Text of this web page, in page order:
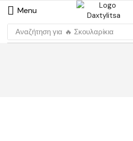
Menu
Αναζήτηση για 🔥 Σκουλαρίκια